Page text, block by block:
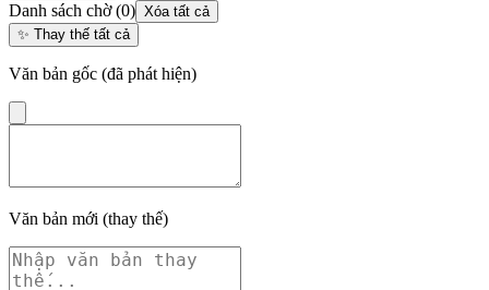
Danh sách chờ(0) Xóa tất cả
✨ Thay thế tất cả
Văn bản gốc (đã phát hiện)
Văn bản mới (thay thế)